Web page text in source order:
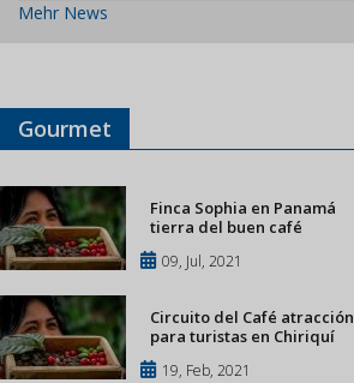
Mehr News
Gourmet
Finca Sophia en Panamá
tierra del buen café
09, Jul, 2021
Circuito del Café atracción
para turistas en Chiriquí
19, Feb, 2021